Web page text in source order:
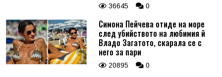
36645 0
Симона Пейчева отиде на море
след убийството на любимия й
Владо Загатото, скарала се с
него за пари
20895 0